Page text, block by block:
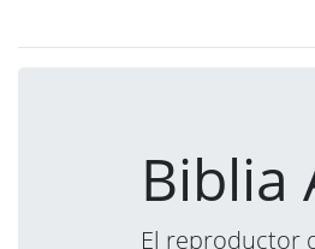
Biblia
El reproductor